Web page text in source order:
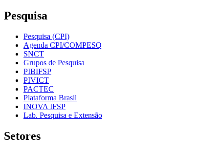
Pesquisa
Pesquisa (CPI)
Agenda CPI/COMPESQ
SNCT
Grupos de Pesquisa
PIBIFSP
PIVICT
PACTEC
Plataforma Brasil
INOVA IFSP
Lab. Pesquisa e Extensão
Setores